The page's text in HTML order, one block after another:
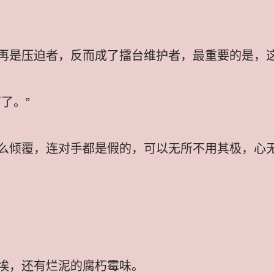
是压迫者，反而成了擂台维护者，最重要的是，
。”
倾覆，连对手都是假的，可以无所不用其极，心
还有烂泥的腐朽霉味。